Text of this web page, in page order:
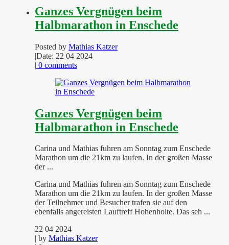
Ganzes Vergnügen beim
Halbmarathon in Enschede
Posted by Mathias Katzer
|Date: 22 04 2024
| 0 comments
Ganzes Vergnügen beim
Halbmarathon in Enschede
Carina und Mathias fuhren am Sonntag zum Enschede
Marathon um die 21km zu laufen. In der großen Masse
der ...
Carina und Mathias fuhren am Sonntag zum Enschede
Marathon um die 21km zu laufen. In der großen Masse
der Teilnehmer und Besucher trafen sie auf den
ebenfalls angereisten Lauftreff Hohenholte. Das seh ...
22 04 2024
| by Mathias Katzer